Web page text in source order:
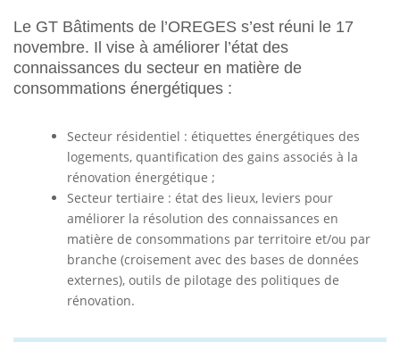
Le GT Bâtiments de l’OREGES s’est réuni le 17
novembre. Il vise à améliorer l’état des
connaissances du secteur en matière de
consommations énergétiques :
Secteur résidentiel : étiquettes énergétiques des
logements, quantification des gains associés à la
rénovation énergétique ;
Secteur tertiaire : état des lieux, leviers pour
améliorer la résolution des connaissances en
matière de consommations par territoire et/ou par
branche (croisement avec des bases de données
externes), outils de pilotage des politiques de
rénovation.